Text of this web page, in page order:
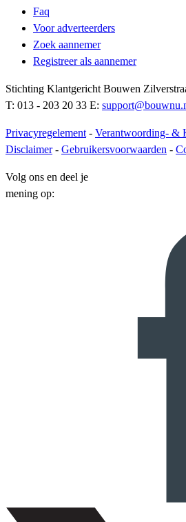
Faq
Voor adverteerders
Zoek aannemer
Registreer als aannemer
Stichting Klantgericht Bouwen
T: 013 - 203 20 33 E:
Privacyregelement - Verantwoording- &
Disclaimer- Gebruikersvoorwaarden -
Volg ons en deel je
mening op: